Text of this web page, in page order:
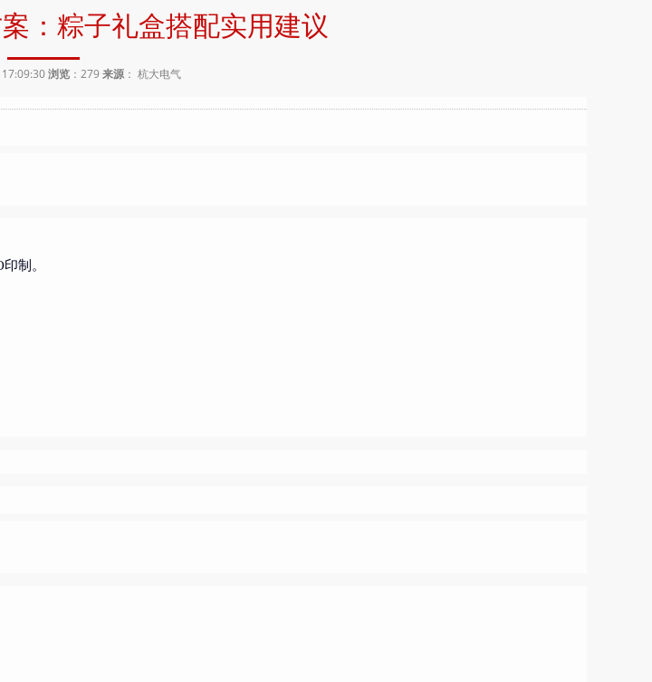
：粽子礼盒搭配实用建议
17:09:30浏览 ： 279 来源： 杭大电气
制。